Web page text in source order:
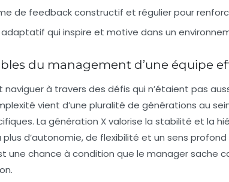
de feedbackconstructif et régulier pour
adaptatif qui inspire et motive dans un
du management d’une équipe
à travers des défis qui n’étaient pas
vient d’une pluralité de générations au
La génération X valorise la stabilité et la
d’autonomie, de flexibilité et un sens
une chance à condition que le manager sache